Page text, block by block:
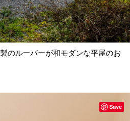
のルーバーが和モダンな平屋のお
Save